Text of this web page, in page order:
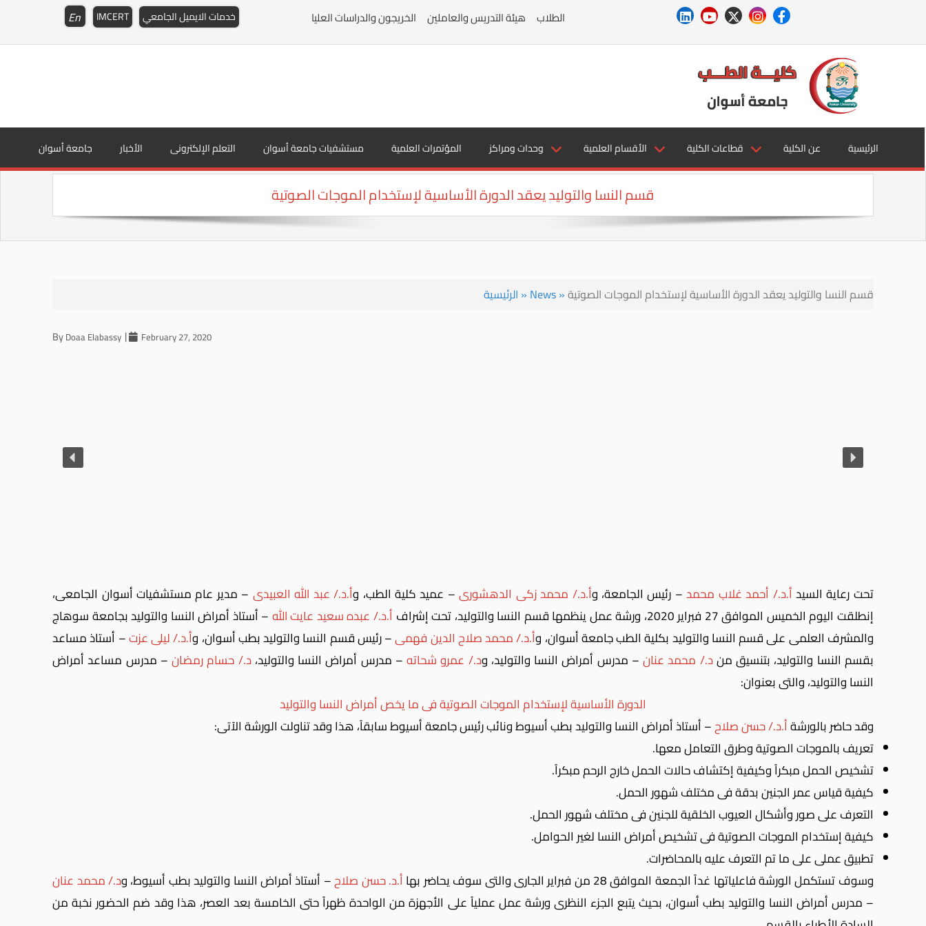
En خدمات الايميل الجامعي IMCERT الخريجون والدراسات العليا هيئة التدريس والعاملين الطلاب
جامعة أسوان الأخبار التعلم الإلكترونى مستشفيات جامعة أسوان المؤتمرات العلمية وحدات ومراكز الأقسام العلمية قطاعات الكلية عن الكلية الرئيسية
قسم النسا والتوليد يعقد الدورة الأساسية لإستخدام الموجات الصوتية
الرئيسية » News»قسم النسا والتوليد يعقد الدورة الأساسية لإستخدام الموجات الصوتية
ByDoaa Elabassy February 27, 2020
تحت رعاية السيدأ.د./ أحمد غلاب محمد– رئيس الجامعة، وأ.د./ محمد زكى الدهشورى– عميد كلية الطب، وأ.د./ عبد الله العبيدى – مدير عام مستشفيات أسوان الجامعى،
إنطلقت اليوم الخميس الموافق 27 فبراير 2020، ورشة عمل ينظمها قسم النسا والتوليد، تحت إشراف
أ.د./ عبده سعيد عايت الله– أستاذ أمراض النسا والتوليد بجامعة سوهاج
والمشرف العلمى على قسم النسا والتوليد بكلية الطب جامعة أسوان، وأ.د./ محمد صلاح الدين فهمى– رئيس قسم النسا والتوليد بطب أسوان، وأ.د./ ليلى عزت– أستاذ مساعد
بقسم النسا والتوليد، بتنسيق مند./ محمد عنان– مدرس أمراض النسا والتوليد، ود./ عمرو شحاته– مدرس أمراض النسا والتوليد،د./ حسام رمضان– مدرس مساعد أمراض
النسا والتوليد، والتى بعنوان:
الدورة الأساسية لإستخدام الموجات الصوتية فى ما يخص أمراض النسا والتوليد
وقد حاضر بالورشةأ.د./ حسن صلاح– أستاذ أمراض النسا والتوليد بطب أسيوط ونائب رئيس جامعة أسيوط سابقاً، هذاوقد تناولت الورشة الآتى:
تعريف بالموجات الصوتية وطرق التعامل معها.
تشخيص الحمل مبكراً وكيفية إكتشاف حالات الحمل خارج الرحم مبكراً.
كيفية قياس عمر الجنين بدقة فى مختلف شهور الحمل.
التعرف على صور وأشكال العيوب الخلقية للجنين فى مختلف شهور الحمل.
كيفية إستخدام الموجات الصوتية فى تشخيص أمراض النسا لغير الحوامل.
تطبيق عملى على ما تم التعرف عليه بالمحاضرات.
وسوف تستكمل الورشة فاعلياتها غداً الجمعة الموافق 28 من فبراير الجارى والتى سوف يحاضر بها
أ.د. حسن صلاح– أستاذ أمراض النسا والتوليد بطب أسيوط، ود./ محمد عنان
– مدرس أمراض النسا والتوليد بطب أسوان، بحيث يتبع الجزء النظرى ورشة عمل عملياً على الأجهزة من الواحدة ظهراً حتى الخامسة بعد العصر، هذا وقد ضم الحضور نخبة من